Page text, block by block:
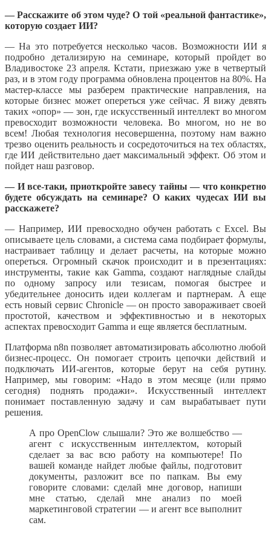
— Расскажите об этом чуде? О той «реальной фантастике»,
которую создает ИИ?
— На это потребуется несколько часов. Возможности ИИ я
подробно детализирую на семинаре, который пройдет во
Владивостоке 23 апреля. Кстати, приезжаю уже в четвертый
раз, и в этом году программа обновлена процентов на 80%. На
мастер-классе мы разберем практические направления, на
которые бизнес может опереться уже сейчас. Я вижу девять
таких «опор» — зон, где искусственный интеллект во многом
превосходит возможности человека. Во многом, но не во
всем! Любая технология несовершенна, поэтому нам важно
трезво оценить реальность и сосредоточиться на тех областях,
где ИИ действительно дает максимальный эффект. Об этом и
пойдет наш разговор.
— И все-таки, приоткройте завесу тайны — что конкретно
будете обсуждать на семинаре? О каких чудесах ИИ вы
расскажете?
— Например, ИИ превосходно обучен работать с Excel. Вы
описываете цель словами, а система сама подбирает формулы,
настраивает таблицу и делает расчеты, на которые можно
опереться. Огромный скачок происходит и в презентациях:
инструменты, такие как Gamma, создают наглядные слайды
по одному запросу или тезисам, помогая быстрее и
убедительнее доносить идеи коллегам и партнерам. А еще
есть новый сервис Chronicle — он просто завораживает своей
простотой, качеством и эффективностью и в некоторых
аспектах превосходит Gamma и еще является бесплатным.
Платформа n8n позволяет автоматизировать абсолютно любой
бизнес-процесс. Он помогает строить цепочки действий и
подключать ИИ-агентов, которые берут на себя рутину.
Например, мы говорим: «Надо в этом месяце (или прямо
сегодня) поднять продажи». Искусственный интеллект
понимает поставленную задачу и сам вырабатывает пути
решения.
А про OpenClow слышали? Это же волшебство —
агент с искусственным интеллектом, который
сделает за вас всю работу на компьютере! По
вашей команде найдет любые файлы, подготовит
документы, разложит все по папкам. Вы ему
говорите словами: сделай мне договор, напиши
мне статью, сделай мне анализ по моей
маркетинговой стратегии — и агент все выполнит
сам.